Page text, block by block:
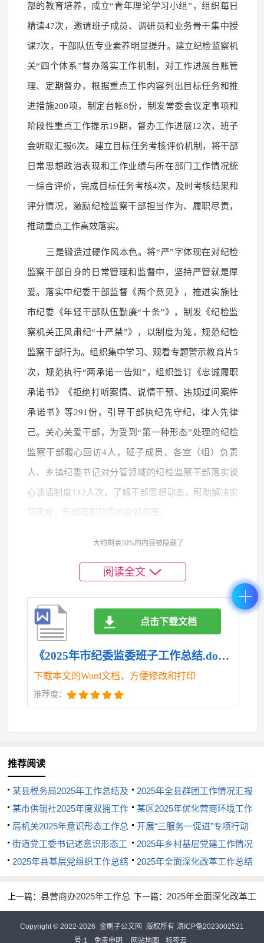
部的教育培养，成立“青年理论学习小组”，组织每日
精读47次，邀请班子成员、调研员和业务骨干集中授
课7次，干部队伍专业素养明显提升。建立纪检监察机
关“四个体系”督办落实工作机制，对工作进展台账管
理、定期督办，根据重点工作内容列出目标任务和推
进措施200项，制定台帐8份，制发常委会议定事项和
阶段性重点工作提示19期，督办工作进展12次，班子
会听取汇报6次。建立目标任务考核评价机制，将干部
日常思想政治表现和工作业绩与所在部门工作情况统
一综合评价，完成目标任务考核4次，及时考核结果和
评分情况，激励纪检监察干部担当作为、履职尽责，
推动重点工作高效落实。
三是锻造过硬作风本色。将“严”字体现在对纪检
监察干部自身的日常管理和监督中，坚持严管就是厚
爱。落实中纪委干部监督《两个意见》，推进实施牡
市纪委《年轻干部队伍勤廉“十条”》，制发《纪检监
察机关正风肃纪“十严禁”》，以制度为笼，规范纪检
监察干部行为。组织集中学习、观看专题警示教育片5
次，规范执行“两承诺一告知”，组织签订《忠诚履职
承诺书》《拒绝打听案情、说情干预、违规过问案件
承诺书》等291份，引导干部执纪先守纪，律人先律
己。关心关爱干部，为受到“第一种形态”处理的纪检
监察干部暖心回访4人，班子成员、各室（组）负责
人、乡镇纪委书记对分管领域的纪检监察干部落实谈
心谈话制度112人次，了解干部思想动态，帮助解决实
际困难，形成履职尽责的良好氛围。
二、存在的问题
（一）日常监督工作的精准度还有待提高。对“监
督的再监督”定位把握不够精准，个别存在把执纪监督
等同于主责部门行业监督的现象，发现问题有时还停
留在主责部门业务监督视角。
（二）派驻监督优势还未完全显现。“全天候、常
态化、近距离”派驻监督还不到位，重办案、轻监督，
认为办案是“显绩”，监督是“潜绩”的思维惯性还尚未转
变；个别派驻纪检监察组还存在会商走过场、走形
性还不足。专门的负责信息化保障部门尚不健全，从
事信息化建设的专职工作人员力量不足，干部整体掌
三、下步打算
（一）深入学习贯彻党的二十大精神，以精准有
坚持不懈强化政治建设。把学习贯彻党的二十大
大约剩余30%的内容被隐藏了
阅读全文
《2025年市纪委监委班子工作总结.doc》
下载本文的Word文档，方便修改和打印
推荐度：
点击下载文档
推荐阅读
某县税务局2025年工作总结及
2025年工作打算
2025年全县群团工作情况汇报
某市供销社2025年度双拥工作
总结的报告
某区2025年优化营商环境工作
总结
局机关2025年意识形态工作总
结
开展“三服务一促进”专项行动
工作总结
街道党工委书记述意识形态工
作报告
2025年乡村基层党建工作情况
总结
2025年县基层党组织工作总结 2025年全面深化改革工作总结
上一篇：县营商办2025年工作总 下一篇： 2025年全面深化改革工
Copyright © 2022-2026 金刷子公文网 版权所有 滇ICP备2023002521
号-1
免责申明 网站地图 标签云